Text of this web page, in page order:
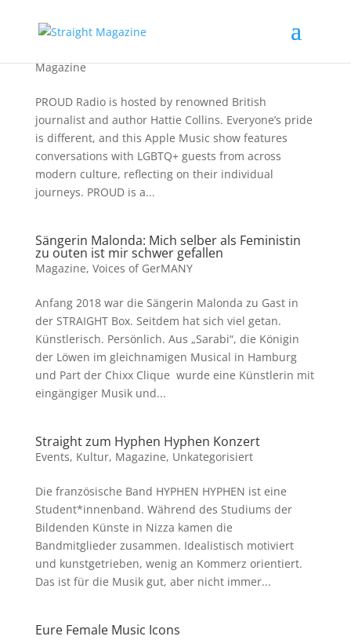
Magazine
PROUD Radio is hosted by renowned British
journalist and author Hattie Collins. Everyone’s pride
is different, and this Apple Music show features
conversations with LGBTQ+ guests from across
modern culture, reflecting on their individual
journeys. PROUD is a...
Sängerin Malonda: Mich selber als Feministin
zu outen ist mir schwer gefallen
Magazine, Voices of GerMANY
Anfang 2018 war die Sängerin Malonda zu Gast in
der STRAIGHT Box. Seitdem hat sich viel getan.
Künstlerisch. Persönlich. Aus „Sarabi“, die Königin
der Löwen im gleichnamigen Musical in Hamburg
und Part der Chixx Clique wurde eine Künstlerin mit
eingängiger Musik und...
Straight zum Hyphen Hyphen Konzert
Events, Kultur, Magazine, Unkategorisiert
Die französische Band HYPHEN HYPHEN ist eine
Student*innenband. Während des Studiums der
Bildenden Künste in Nizza kamen die
Bandmitglieder zusammen. Idealistisch motiviert
und kunstgetrieben, wenig an Kommerz orientiert.
Das ist für die Musik gut, aber nicht immer...
Eure Female Music Icons